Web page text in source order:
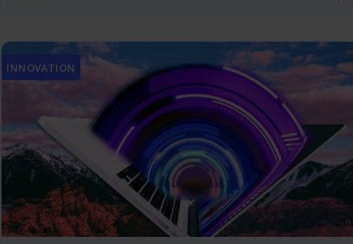
INNOVATION